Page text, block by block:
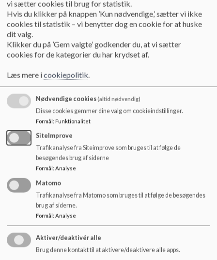
personlige og motoriske udvikling gennem leg, pædagogiske
aktiviteter og et trygt fællesskab. Vi samarbejder tæt med
skolen for at sikre sammenhæng i barnets dag og giver plads
til både fordybelse og fri leg. Hverdagen består af en
kombination af voksenstyrede aktiviteter, leg og socialt
samvær.
og udeliv, så børnene møder variation og får mulighed for at
prøve nye aktiviteter.
GFO’en er inddelt i tre afdelinger A, B, C og i hver afdeling er
der børn fra 0. til 3. klasse, men det er muligt for at børnene
frit bevæge sig på tværs af afdelingerne. Vi har desuden et
stort udeområde, som giver børnene rige muligheder for fri
leg, bevægelse og fællesskab. Vores pædagogiske arbejde
bygger på nærvær, trygge relationer og et inkluderende miljø,
hvor alle børn har mulighed for at trives.
Hvis du har brug for at komme i kontakt med den enkelte
afdeling kan du finde telefonnumre under Kontakt.
GFO'en har typisk åbent på skolefridage, dog ikke mellem jul
og nytår, fredag efter Kr. Himmelfart samt i uge 29.
Åbningstider på skolefridage: mandag-torsdag 7-17, fredag
vi sætter cookies til brug for statistik.
Hvis du klikker på knappen ’Kun nødvendige,’ sætter vi ikke
cookies til statistik – vi benytter dog en cookie for at huske
dit valg.
Klikker du på ’Gem valgte’ godkender du, at vi sætter
cookies for de kategorier du har krydset af.
Læs mere icookiepolitik.
Nødvendige cookies(altid nødvendig)
Disse cookies gemmer dine valg om cookieindstillinger.
Formål: Funktionalitet
SiteImprove
Trafikanalyse fra Siteimprove som bruges til at følge de
besøgendes brug af siderne
Formål : Analyse
Matomo
Trafikanalyse fra Matomo som bruges til at følge de besøgendes
brug af siderne.
Formål: Analyse
Aktiver/deaktivér alle
Brug denne kontakt til at aktivere/deaktivere alle apps.